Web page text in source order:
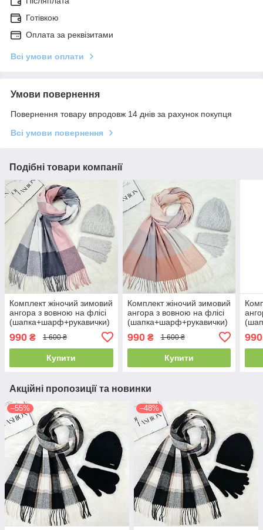
Готівкою
Оплата за реквізитами
Всі умови оплати
Умови повернення
Повернення товару впродовж 14 днів за рахунок покупця
Всі умови повернення
Подібні товари компанії
Комплект жіночий зимовий
ангора з вовною на флісі
(шапка+шарф+рукавички)
різнокольоровий 12703 -
1121 - 4001
990 ₴ 1 600 ₴
Купити
Комплект жіночий зимовий
ангора з вовною на флісі
(шапка+шарф+рукавички)
різнокольоровий 12703 -
1285 - 4001
990₴ 1 600 ₴
Купити
990
Акційні пропозиції та новинки
–55% –48%